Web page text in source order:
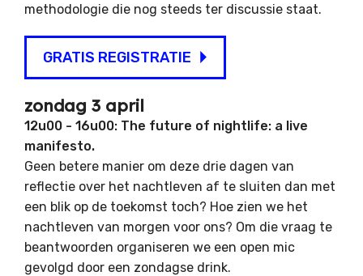
methodologie die nog steeds ter discussie staat.
GRATIS REGISTRATIE
zondag 3 april
12u00 - 16u00: The future of nightlife: a live
manifesto.
Geen betere manier om deze drie dagen van
reflectie over het nachtleven af te sluiten dan met
een blik op de toekomst toch? Hoe zien we het
nachtleven van morgen voor ons? Om die vraag te
beantwoorden organiseren we een open mic
gevolgd door een zondagse drink.